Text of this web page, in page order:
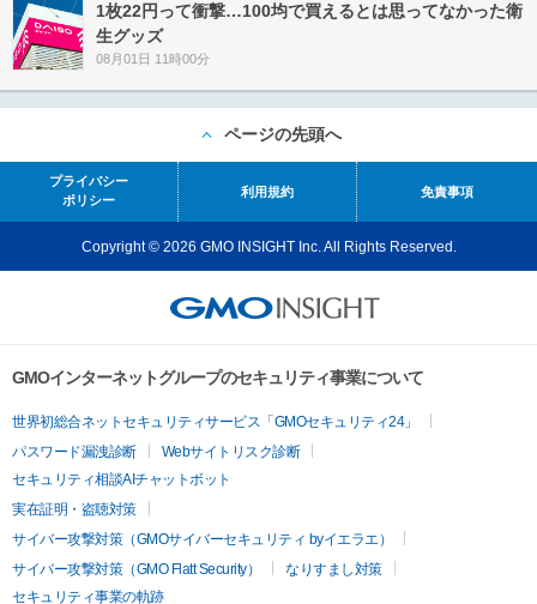
1枚22円って衝撃…100均で買えるとは思ってなかった衛
生グッズ
08月01日 11時00分
ページの先頭へ
プライバシー
ポリシー
利用規約 免責事項
Copyright © 2026 GMO INSIGHT Inc. All Rights Reserved.
GMOインターネットグループのセキュリティ事業について
世界初総合ネットセキュリティサービス「GMOセキュリティ24」
パスワード漏洩診断
Webサイトリスク診断
セキュリティ相談AIチャットボット
実在証明・盗聴対策
サイバー攻撃対策（GMOサイバーセキュリティ byイエラエ）
サイバー攻撃対策（GMO Flatt Security）
なりすまし対策
セキュリティ事業の軌跡